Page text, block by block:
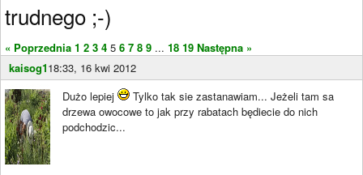
trudnego ;-)
« Poprzednia 1 2 3 4 5 6 7 8 9 ... 18 19 Następna »
kaisog118:33, 16 kwi 2012
Dużo lepiej
Tylko tak sie zastanawiam... Jeżeli tam sa
drzewa owocowe to jak przy rabatach będiecie do nich
podchodzic...